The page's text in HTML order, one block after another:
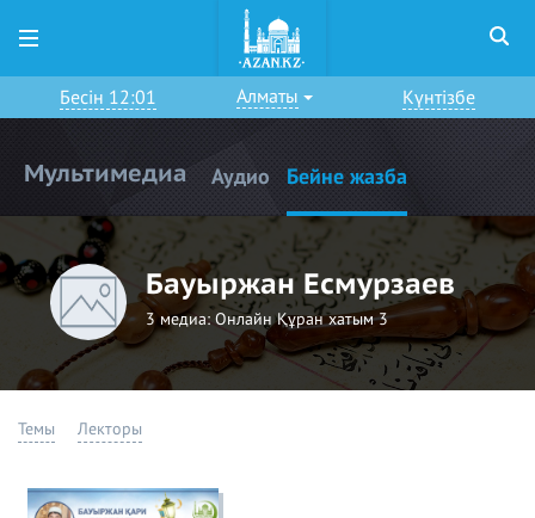
Бесін 12:01 Алматы Күнтізбе
Мультимедиа Аудио Бейне жазба
Бауыржан Есмурзаев
3 медиа: Онлайн Құран хатым 3
Темы Лекторы